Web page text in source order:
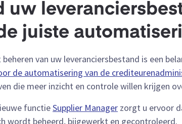
uw
juiste
van uw leveranciersbestand is een
de automatisering van de
die meer inzicht en controle willen krijgen
functieSupplier Manager zorgt u ervoor
wordt beheerd, bijgewerkt en gecontroleerd.